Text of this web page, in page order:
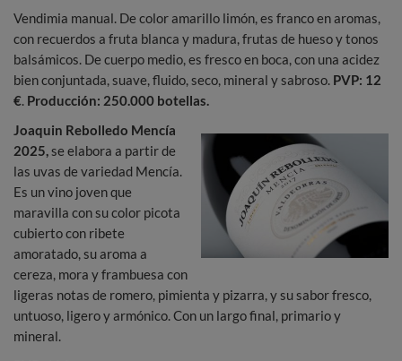
Vendimia manual. De color amarillo limón, es franco en aromas,
con recuerdos a fruta blanca y madura, frutas de hueso y tonos
balsámicos. De cuerpo medio, es fresco en boca, con una acidez
bien conjuntada, suave, fluido, seco, mineral y sabroso. PVP: 12
€. Producción: 250.000 botellas.
Joaquin Rebolledo Mencía
2025,se elabora a partir de
las uvas de variedad Mencía.
Es un vino joven que
maravilla con su color picota
cubierto con ribete
amoratado, su aroma a
cereza, mora y frambuesa con
ligeras notas de romero, pimienta y pizarra, y su sabor fresco,
untuoso, ligero y armónico. Con un largo final, primario y
mineral.